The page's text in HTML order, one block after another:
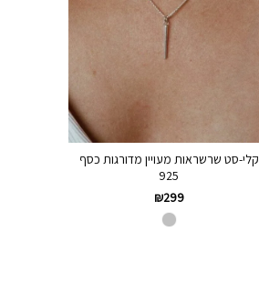
קלי-סט שרשראות מעויין מדורגות כסף
925
₪299